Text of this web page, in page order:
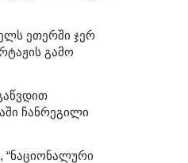
ეთერში ჯერ
გამო
ჩანრეგილი
“ნაციონალური